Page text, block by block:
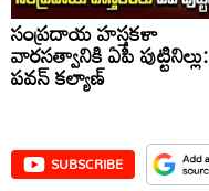
సంప్రదాయ హస్తకళా
వారసత్వానికి ఏపీ పుట్టినిల్లు:
పవన్ కల్యాణ్
SUBSCRIBE